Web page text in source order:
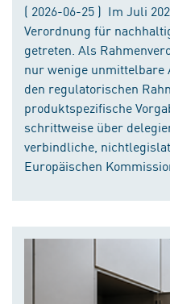
( 2026-06-25 ) Im Juli
Verordnung für
getreten. Als
nur wenige unmittelbare
den regulatorischen
produktspezifische
schrittweise über
verbindliche,
Europäischen